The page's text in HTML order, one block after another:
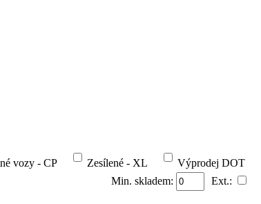
vozy - CP Zesílené - XL Výprodej DOT
Ext.:
Min. skladem: